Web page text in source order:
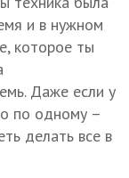
и в нужном
которое ты
Даже если у
по одному –
делать все в